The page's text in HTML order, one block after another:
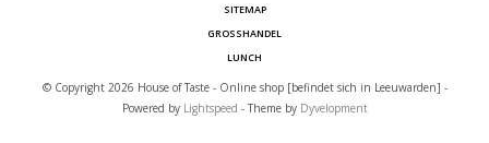
SITEMAP
GROSSHANDEL
LUNCH
© Copyright 2026 House of Taste - Online shop [befindet sich in Leeuwarden] -
Powered by Lightspeed - Theme by Dyvelopment